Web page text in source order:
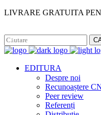
LIVRARE GRATUITA
EDITURA
Despre noi
Recunoaștere
Peer review
Referenți